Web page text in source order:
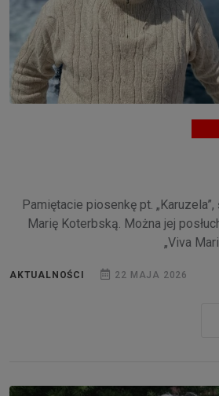
Pamiętacie piosenkę pt.
Marię Koterbską. Można jej
„Viva
AKTUALNOŚCI 22 MAJA 2026